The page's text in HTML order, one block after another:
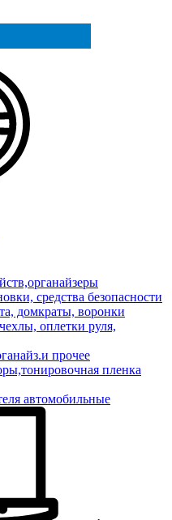
средства безопасности
домкраты, воронки
оплетки руля,
прочее
пленка
автомобильные